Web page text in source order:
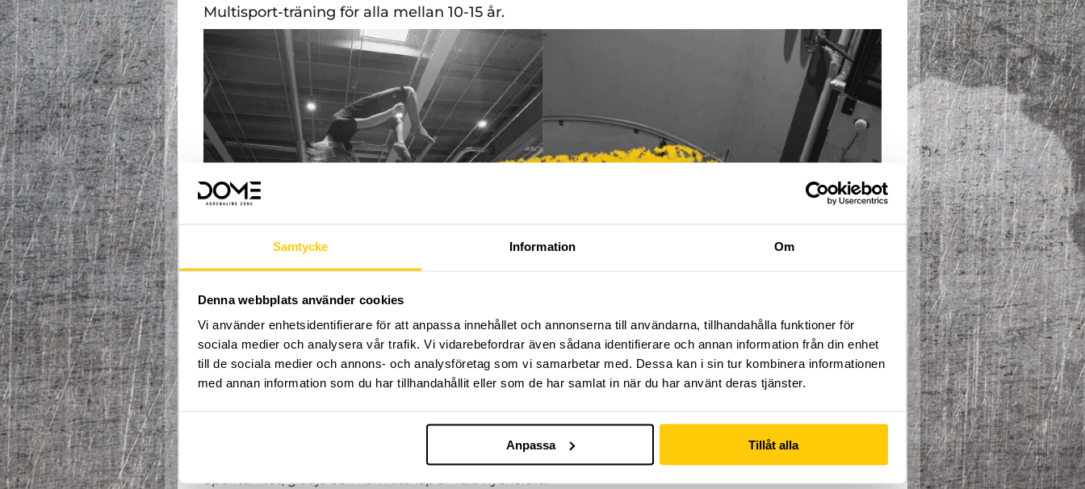
Samtycke Information Om
Denna webbplats använder cookies
Vi använder enhetsidentifierare för att anpassa innehållet och annonserna till användarna, tillhandahålla funktioner för
sociala medier och analysera vår trafik. Vi vidarebefordrar även sådana identifierare och annan information från din enhet
till de sociala medier och annons- och analysföretag som vi samarbetar med. Dessa kan i sin tur kombinera informationen
med annan information som du har tillhandahållit eller som de har samlat in när du har använt deras tjänster.
Anpassa Tillåt alla
Multisport-träning för alla mellan 10-15 år.
får prova på alla sporter i en arena helt utan gränser!
Våra coacher tar hand om dig och ser till att du ständigt utvecklas i den riktning du brinner för.
Spontanitet, glädje och kamratskap är våra nyckelord.